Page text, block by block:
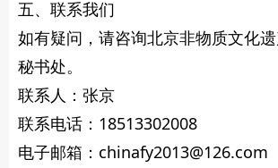
五、联系我们
如有疑问，请咨询北京非物质文化
秘书处。
联系人：张京
联系电话：18513302008
电子邮箱：chinafy2013@126.com